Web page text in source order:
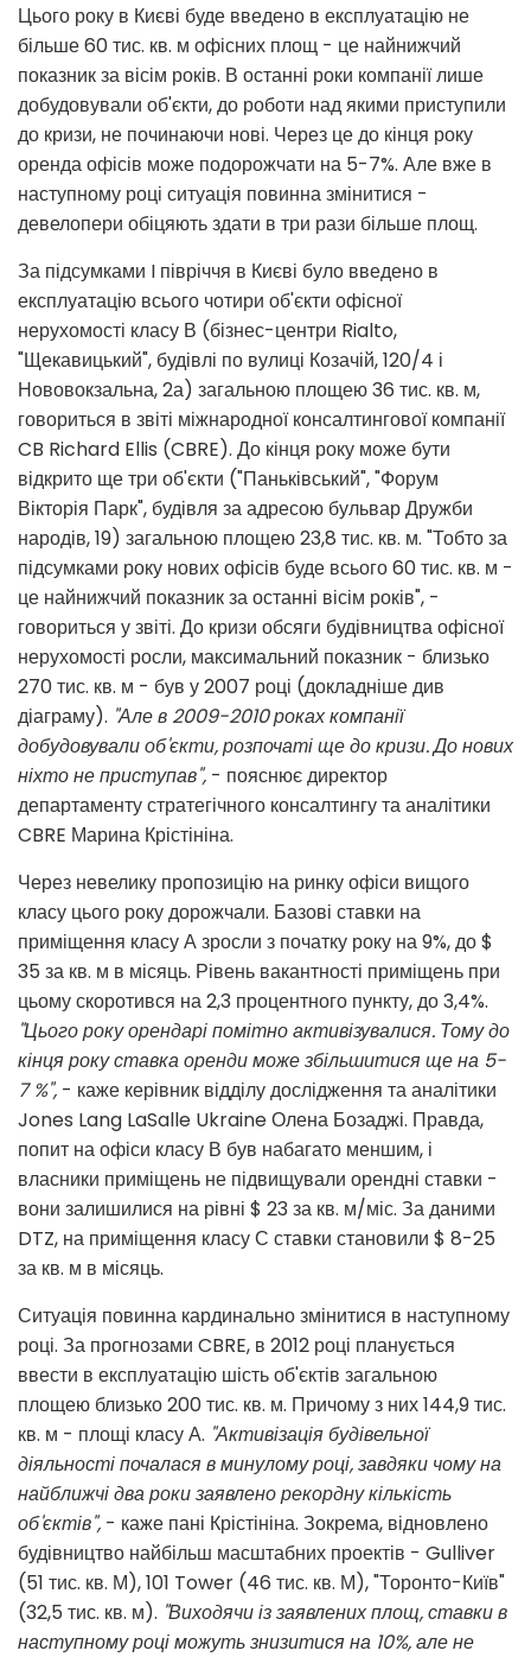
Цього року в Києві буде введено в експлуатацію не
більше 60 тис. кв. м офісних площ - це найнижчий
показник за вісім років. В останні роки компанії лише
добудовували об'єкти, до роботи над якими приступили
до кризи, не починаючи нові. Через це до кінця року
оренда офісів може подорожчати на 5-7%. Але вже в
наступному році ситуація повинна змінитися -
девелопери обіцяють здати в три рази більше площ.
За підсумками I півріччя в Києві було введено в
експлуатацію всього чотири об'єкти офісної
нерухомості класу В (бізнес-центри Rialto,
"Щекавицький", будівлі по вулиці Козачій, 120/4 і
Нововокзальна, 2а) загальною площею 36 тис. кв. м,
говориться в звіті міжнародної консалтингової компанії
CB Richard Ellis (CBRE). До кінця року може бути
відкрито ще три об'єкти ("Паньківський", "Форум
Вікторія Парк", будівля за адресою бульвар Дружби
народів, 19) загальною площею 23,8 тис. кв. м. "Тобто за
підсумками року нових офісів буде всього 60 тис. кв. м -
це найнижчий показник за останні вісім років", -
говориться у звіті. До кризи обсяги будівництва офісної
нерухомості росли, максимальний показник - близько
270 тис. кв. м - був у 2007 році (докладніше див
діаграму). "Але в 2009-2010 роках компанії
добудовували об'єкти, розпочаті ще до кризи. До нових
ніхто не приступав", - пояснює директор
департаменту стратегічного консалтингу та аналітики
CBRE Марина Крістініна.
Через невелику пропозицію на ринку офіси вищого
класу цього року дорожчали. Базові ставки на
приміщення класу А зросли з початку року на 9%, до $
35 за кв. м в місяць. Рівень вакантності приміщень при
цьому скоротився на 2,3 процентного пункту, до 3,4%.
"Цього року орендарі помітно активізувалися. Тому до
кінця року ставка оренди може збільшитися ще на 5-
7 %", - каже керівник відділу дослідження та аналітики
Jones Lang LaSalle Ukraine Олена Бозаджі. Правда,
попит на офіси класу В був набагато меншим, і
власники приміщень не підвищували орендні ставки -
вони залишилися на рівні $ 23 за кв. м/міс. За даними
DTZ, на приміщення класу С ставки становили $ 8-25
за кв. м в місяць.
Ситуація повинна кардинально змінитися в наступному
році. За прогнозами CBRE, в 2012 році планується
ввести в експлуатацію шість об'єктів загальною
площею близько 200 тис. кв. м. Причому з них 144,9 тис.
кв. м - площі класу А. "Активізація будівельної
діяльності почалася в минулому році, завдяки чому на
найближчі два роки заявлено рекордну кількість
об'єктів", - каже пані Крістініна. Зокрема, відновлено
будівництво найбільш масштабних проектів - Gulliver
(51 тис. кв. М), 101 Tower (46 тис. кв. М), "Торонто-Київ"
(32,5 тис. кв. м). "Виходячи із заявлених площ, ставки в
наступному році можуть знизитися на 10%, але не